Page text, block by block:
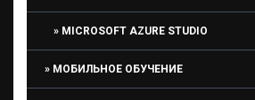
MICROSOFT AZURE STUDIO
МОБИЛЬНОЕ ОБУЧЕНИЕ